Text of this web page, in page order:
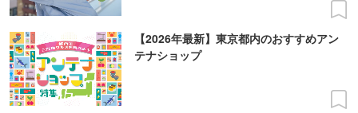
【2026年最新】東京都内のおすすめアン
テナショップ